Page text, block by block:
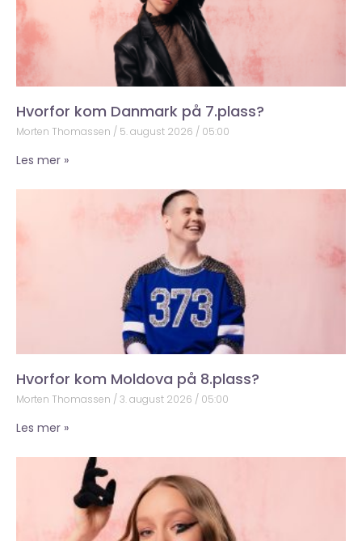
Hvorfor kom Danmark på 7.plass?
Morten Thomassen 5. august 2026 05:00
Les mer »
Hvorfor kom Moldova på 8.plass?
Morten Thomassen 3. august 2026 05:00
Les mer »